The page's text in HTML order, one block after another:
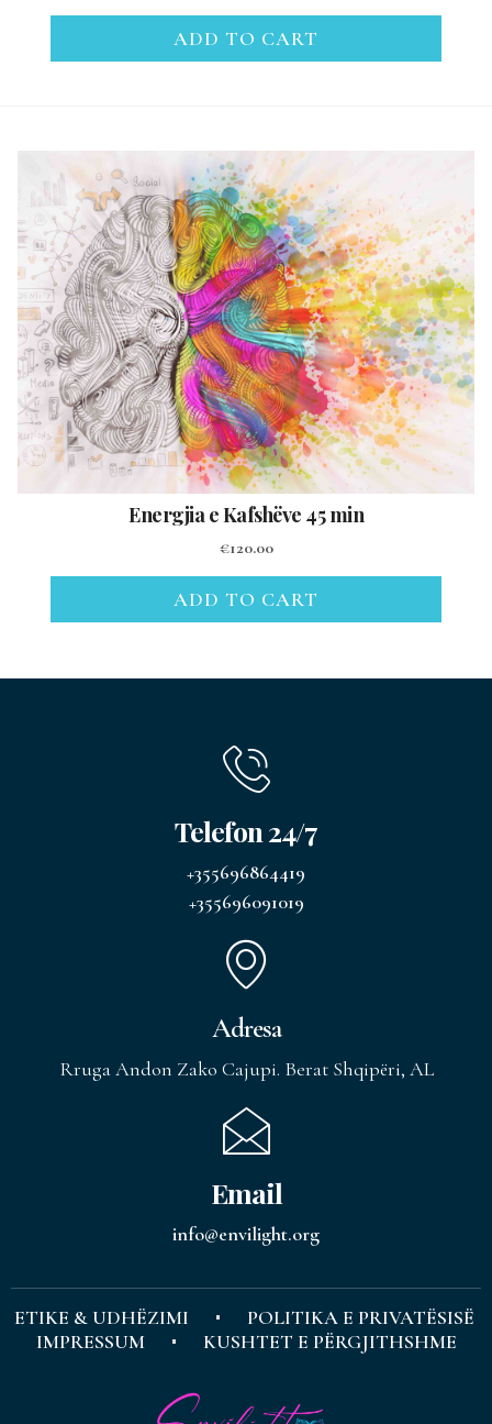
ADD TO CART
Energjia e Kafshëve 45 min
€120.00
ADD TO CART
Telefon 24/7
+355696864419
+355696091019
Adresa
Rruga Andon Zako Cajupi. Berat Shqipëri, AL
Email
info@envilight.org
ETIKE & UDHËZIMI
POLITIKA E PRIVATËSISË
IMPRESSUM
KUSHTET E PËRGJITHSHME